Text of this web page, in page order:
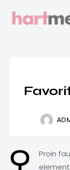
Q
Proin